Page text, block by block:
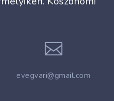

evegvari@gmail.com